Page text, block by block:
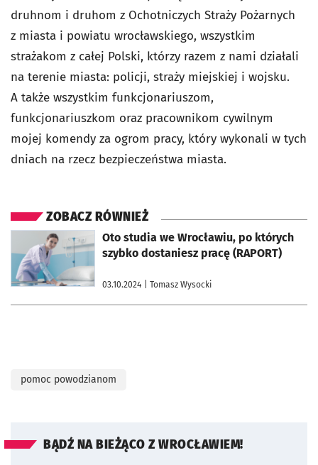
druhnom i druhom z Ochotniczych Straży Pożarnych
z miasta i powiatu wrocławskiego, wszystkim
strażakom z całej Polski, którzy razem z nami działali
na terenie miasta: policji, straży miejskiej i wojsku.
A także wszystkim funkcjonariuszom,
funkcjonariuszkom oraz pracownikom cywilnym
mojej komendy za ogrom pracy, który wykonali w tych
dniach na rzecz bezpieczeństwa miasta.
ZOBACZ RÓWNIEŻ
Oto studia we Wrocławiu, po których
szybko dostaniesz pracę (RAPORT)
03.10.2024 | Tomasz Wysocki
otworzy się w nowej karcie
pomoc powodzianom
BĄDŹ NA BIEŻĄCO Z WROCŁAWIEM!